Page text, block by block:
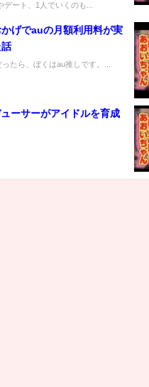
ート、1人でいくのも...
げでauの月額利用料が実
話
たら、ぼくはau推しです。...
ーサーがアイドルを育成